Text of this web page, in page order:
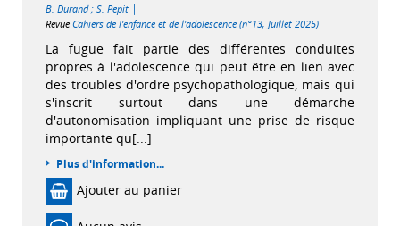
B. Durand; S. Pepit |
Revue Cahiers de l'enfance et de l'adolescence (n°13, Juillet 2025)
La fugue fait partie des différentes conduites
propres à l'adolescence qui peut être en lien avec
des troubles d'ordre psychopathologique, mais qui
s'inscrit surtout dans une démarche
d'autonomisation impliquant une prise de risque
importante qu[...]
Plus d'information...
Ajouter au panier